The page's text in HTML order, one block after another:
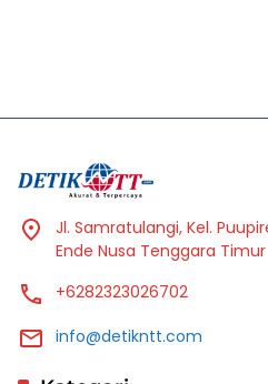
Jl. Samratulangi, Kel.
Ende Nusa Tenggara Timur
+6282323026702
info@detikntt.com